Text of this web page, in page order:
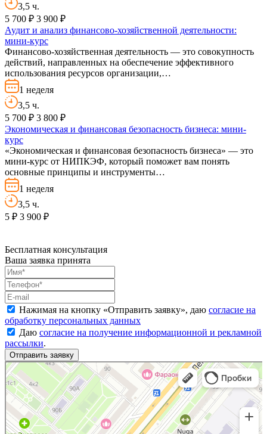
3,5 ч.
5 700 ₽ 3 900 ₽
Аудит и анализ финансово-хозяйственной деятельности:
мини-курс
Финансово-хозяйственная деятельность — это совокупность
действий, направленных на обеспечение эффективного
использования ресурсов организации,…
1 неделя
3,5 ч.
5 700 ₽ 3 800 ₽
Экономическая и финансовая безопасность бизнеса: мини-
курс
«Экономическая и финансовая безопасность бизнеса» — это
мини-курс от НИПКЭФ, который поможет вам понять
основные принципы и инструменты…
1 неделя
3,5 ч.
5 ₽ 3 900 ₽
Бесплатная консультация
Ваша заявка принята
Нажимая на кнопку «Отправить заявку», даю согласие на
обработку персональных данных
Даю согласие на получение информационной и рекламной
рассылки.
Национальный институт переподготовки и повышения квалификации кадров в сфере
экономики и финансов
Дополнительное образование в Москве
Центр повышения квалификации в Москве